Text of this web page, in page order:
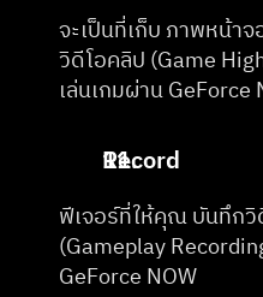
จะเป็นที่เก็บ ภาพหน้า
วิดีโอคลิป (Game
เล่นเกมผ่าน GeForce
Record
ฟีเจอร์ที่ให้คุณ บันทึกวิ
(Gameplay
GeForce NOW